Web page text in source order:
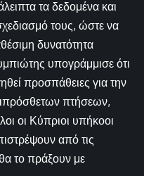
τα δεδομένα και
τους, ώστε να
δυνατότητα
υπογράμμισε ότι
προσπάθειες για την
πτήσεων,
οι Κύπριοι υπήκοοι
από τις
το πράξουν με